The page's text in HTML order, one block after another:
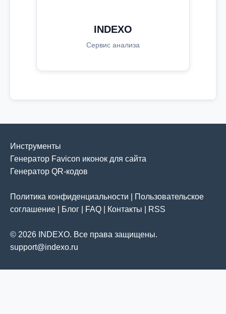
INDEXO
Сервис анализа
Инструменты
Генератор Favicon иконок для сайта
Генератор QR-кодов
Политика конфиденциальности
Пользовательское
соглашение
Блог FAQ Контакты RSS
© 2026 INDEXO. Все права защищены.
support@indexo.ru